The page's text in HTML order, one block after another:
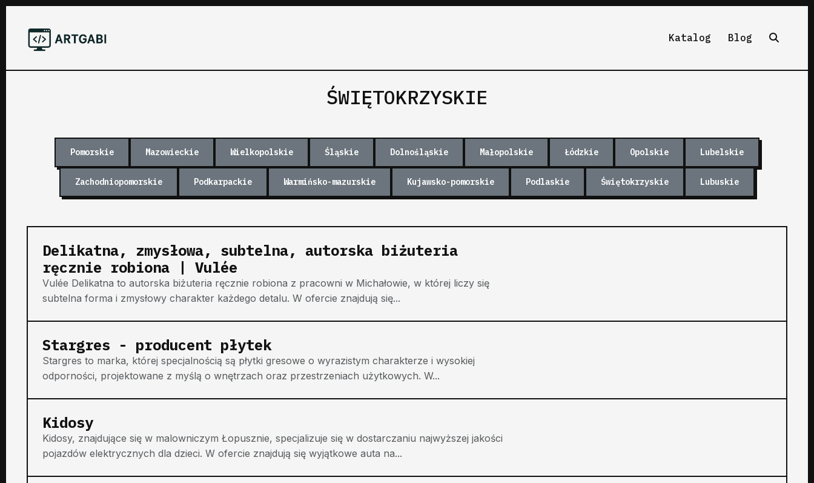
Katalog Blog
ŚWIĘTOKRZYSKIE
Pomorskie Mazowieckie Wielkopolskie Śląskie Dolnośląskie Małopolskie Łódzkie Opolskie Lubelskie
Zachodniopomorskie Podkarpackie Warmińsko-mazurskie Kujawsko-pomorskie Podlaskie Świętokrzyskie Lubuskie
Delikatna, zmysłowa, subtelna, autorska biżuteria
ręcznie robiona | Vulée
Vulée Delikatna to autorska biżuteria ręcznie robiona z pracowni w Michałowie, w której liczy się
subtelna forma i zmysłowy charakter każdego detalu. W ofercie znajdują się...
Stargres - producent płytek
Stargres to marka, której specjalnością są płytki gresowe o wyrazistym charakterze i wysokiej
odporności, projektowane z myślą o wnętrzach oraz przestrzeniach użytkowych. W...
Kidosy
Kidosy, znajdujące się w malowniczym Łopusznie, specjalizuje się w dostarczaniu najwyższej jakości
pojazdów elektrycznych dla dzieci. W ofercie znajdują się wyjątkowe auta na...